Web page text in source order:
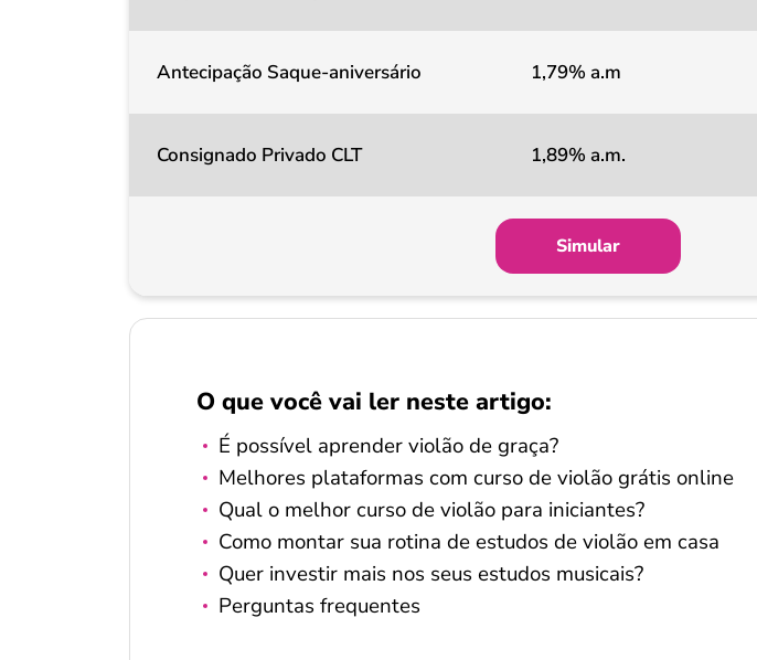
Antecipação Saque-aniversário 1,79% a.m
Consignado Privado CLT 1,89% a.m.
Simular
O que você vai ler neste artigo:
É possível aprender violão de graça?
Melhores plataformas com curso de violão grátis online
Qual o melhor curso de violão para iniciantes?
Como montar sua rotina de estudos de violão em casa
Quer investir mais nos seus estudos musicais?
Perguntas frequentes